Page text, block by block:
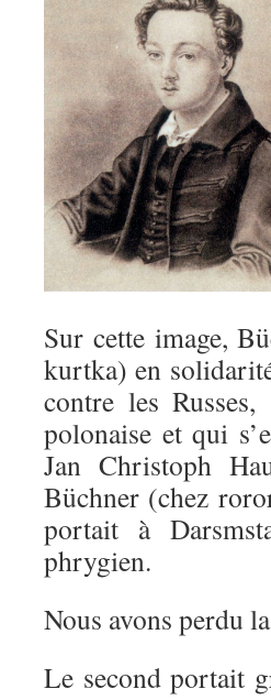
Sur cette image,
kurtka) en
contre les Russes,
polonaise et qui
Jan Christoph
Büchner (chez
portait à
phrygien.
Nous avons perdu
Le second portait